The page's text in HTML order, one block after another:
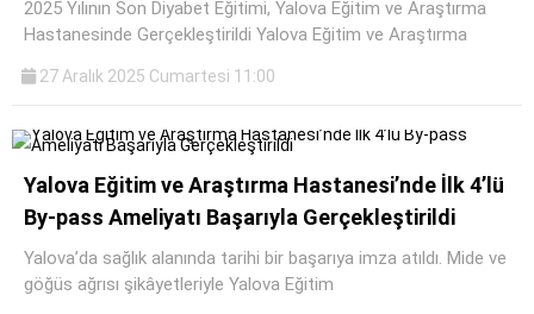
2025 Yılının Son Diyabet Eğitimi, Yalova Eğitim ve Araştırma
Hastanesinde Gerçekleştirildi Yalova Eğitim ve Araştırma
27 Aralık 2025 Cumartesi 11:00
Yalova Eğitim ve Araştırma Hastanesi’nde İlk 4’lü
By-pass Ameliyatı Başarıyla Gerçekleştirildi
Yalova’da sağlık alanında tarihi bir başarıya imza atıldı. Mide ve
göğüs ağrısı şikâyetleriyle Yalova Eğitim